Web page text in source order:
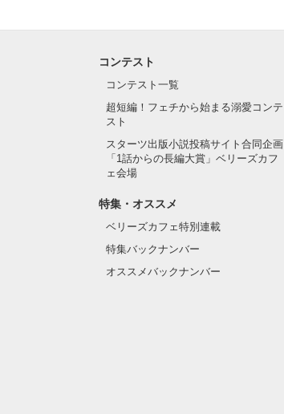
コンテスト
コンテスト一覧
超短編！フェチから始まる溺愛コンテ
スト
スターツ出版小説投稿サイト合同企画
「1話からの長編大賞」ベリーズカフ
ェ会場
特集・オススメ
ベリーズカフェ特別連載
特集バックナンバー
オススメバックナンバー